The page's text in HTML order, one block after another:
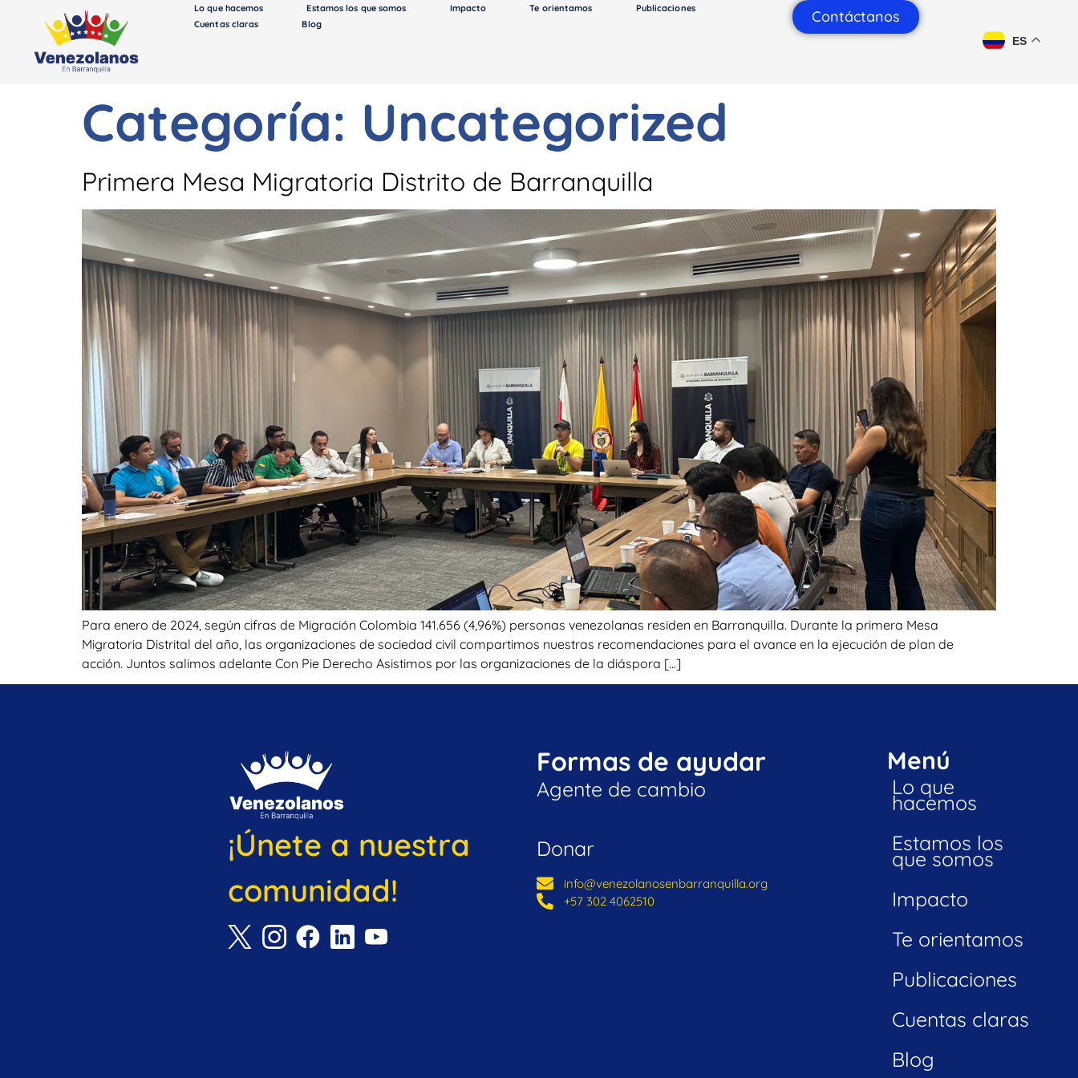
Lo que hacemos Estamos los que somos Impacto Te orientamos
Publicaciones
Cuentas claras
Blog Contáctanos
Categoría: Uncategorized
Primera Mesa Migratoria Distrito de Barranquilla
Para enero de 2024, según cifras de Migración Colombia 141.656 (4,96%) personas venezolanas residen en Barranquilla. Durante la primera Mesa
Migratoria Distrital del año, las organizaciones de sociedad civil compartimos nuestras recomendaciones para el avance en la ejecución de plan de
acción. Juntos salimos adelante Con Pie Derecho Asistimos por las organizaciones de la diáspora […]
Menú
Lo que
hacemos
Estamos los
que somos
Impacto
Te orientamos
Publicaciones
Cuentas claras
Blog
Formas de ayudar
Agente de cambio
Donar
info@venezolanosenbarranquilla.org
+57 302 4062510
¡Únete a nuestra
comunidad!
ES